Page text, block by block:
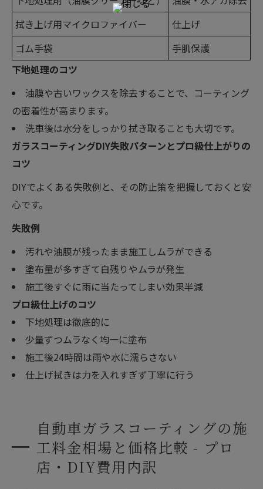
拭き上げ用マイクロファイバー
仕上げ
ゴム手袋
手肌保護
下地処理のコツ
油膜や古いワックスを除去することで、コーティング
の密着性が高まります。
洗車後は水分をしっかり拭き取ることも大切です。
ガラスコーティングDIY失敗パターンとプロ級仕上がりの
コツ
DIYでよくある失敗例と、その防止策を把握しておくと安
心です。
失敗例
汚れや油膜が残ったまま施工しムラができる
塗布量が多すぎて白残りやムラが発生
施工後すぐに雨に当たってしまい効果半減
プロ級仕上げのコツ
下地処理は徹底的に
少量ずつムラなく均一に塗布
施工後24時間は雨や水に濡らさない
仕上げ拭きは力を入れすぎず丁寧に行う
自動車ガラスコーティングの施
工料金相場と価格比較 - プロ
店・DIY費用内訳